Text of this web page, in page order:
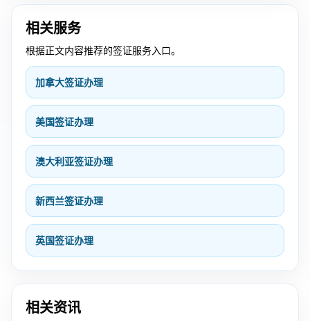
相关服务
根据正文内容推荐的签证服务入口。
加拿大签证办理
美国签证办理
澳大利亚签证办理
新西兰签证办理
英国签证办理
相关资讯